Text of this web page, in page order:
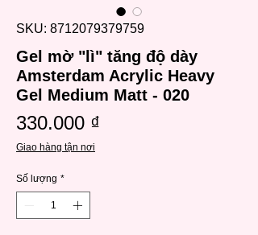
SKU: 8712079379759
Gel mờ "lì" tăng độ dày
Amsterdam Acrylic Heavy
Gel Medium Matt - 020
330.000 ₫
Giao hàng tận nơi
Số lượng *